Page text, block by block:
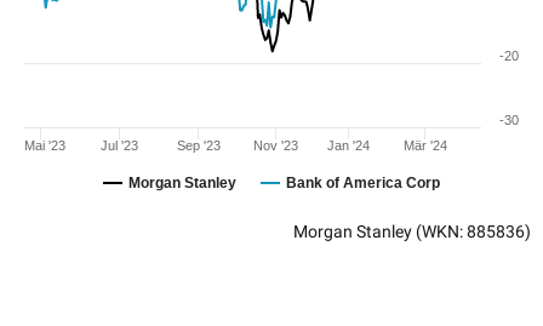
Morgan Stanley Bank of America Corp
Mai '23 Jul '23 Sep '23 Nov '23 Jan '24 Mär '24
-30
-20
Morgan Stanley (WKN: 885836)